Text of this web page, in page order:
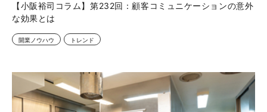
【小阪裕司コラム】第232回：顧客コミュニケーションの意外
な効果とは
開業ノウハウ トレンド